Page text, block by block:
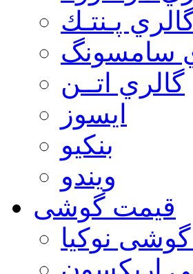
پـنتـك
سامسونگ
گالري اتــن
ایسوز
بنکیو
ویندو
قیمت گوشی
نوكيا